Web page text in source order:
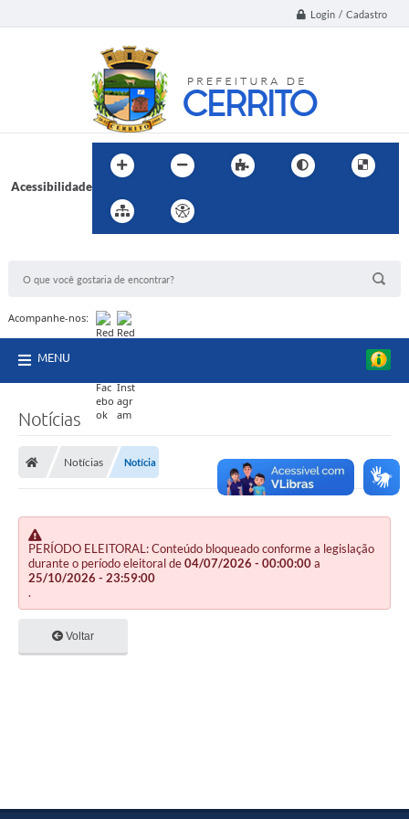
Login / Cadastro
Acessibilidade
Acompanhe-nos:
MENU
Notícias
Notícias Notícia
PERÍODO ELEITORAL: Conteúdo bloqueado conforme a legislação
durante o período eleitoral de04/07/2026 - 00:00:00a
25/10/2026 - 23:59:00
.
Voltar